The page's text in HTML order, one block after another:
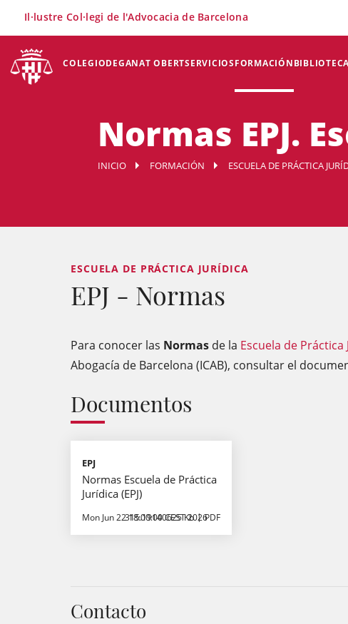
COLEGIODEGANAT OBERTSERVICIOSFORMACIÓN
Il·lustre Col·legi de l'Advocacia de Barcelona
Normas EPJ.
INICIO FORMACIÓN ESCUELA DE PRÁCTICA
ESCUELA DE PRÁCTICA JURÍDICA
EPJ - Normas
Para conocer las Normas de la Escuela de Práctica
Abogacía de Barcelona (ICAB), consultar el
Documentos
EPJ
Normas Escuela de Práctica
Jurídica (EPJ)
Mon Jun 22 18:00:00 CEST 2026
315.19140625 Kb PDF
Contacto